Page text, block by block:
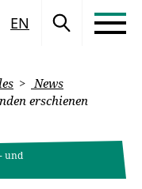
EN
News
erschienen
und